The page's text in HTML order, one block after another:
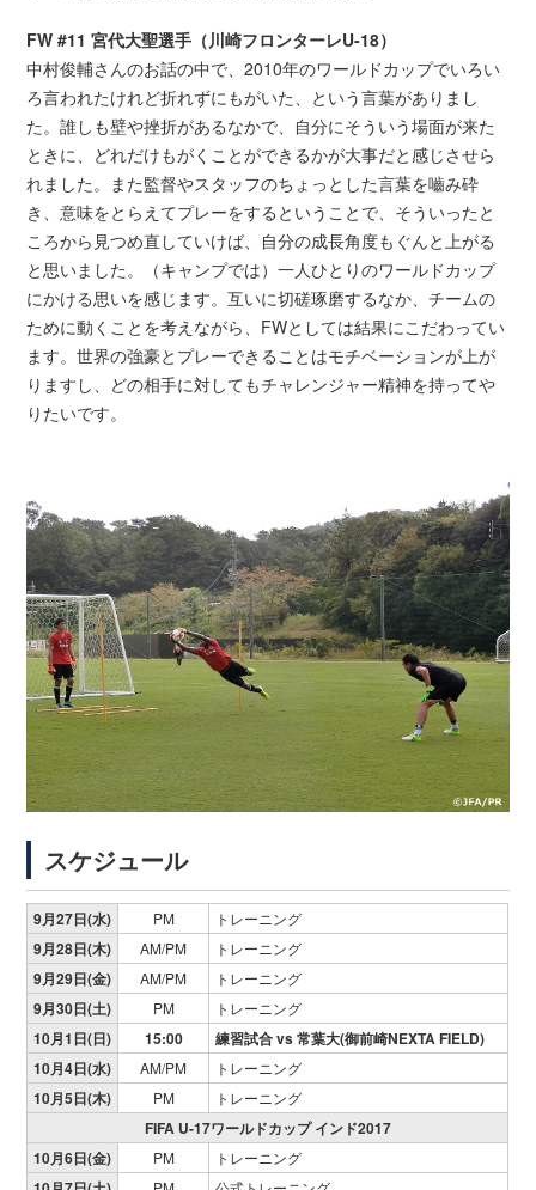
FW #11 宮代大聖選手（川崎フロンターレU-18）
中村俊輔さんのお話の中で、2010年のワールドカップでいろい
ろ言われたけれど折れずにもがいた、という言葉がありまし
た。誰しも壁や挫折があるなかで、自分にそういう場面が来た
ときに、どれだけもがくことができるかが大事だと感じさせら
れました。また監督やスタッフのちょっとした言葉を嚙み砕
き、意味をとらえてプレーをするということで、そういったと
ころから見つめ直していけば、自分の成長角度もぐんと上がる
と思いました。（キャンプでは）一人ひとりのワールドカップ
にかける思いを感じます。互いに切磋琢磨するなか、チームの
ために動くことを考えながら、FWとしては結果にこだわってい
ます。世界の強豪とプレーできることはモチベーションが上が
りますし、どの相手に対してもチャレンジャー精神を持ってや
りたいです。
スケジュール
9月27日(水) PM トレーニング
9月28日(木) AM/PM トレーニング
9月29日(金) AM/PM トレーニング
9月30日(土) PM トレーニング
10月1日(日) 15:00 練習試合 vs常葉大(御前崎NEXTA FIELD)
10月4日(水)
AM/PM トレーニング
10月5日(木) PM トレーニング
FIFA U-17ワールドカップ インド2017
10月6日(金)
PM トレーニング